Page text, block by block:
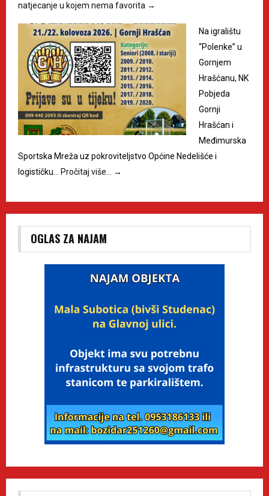
natjecanje u kojem nema favorita →
Na igralištu
“Polenke” u
Gornjem
Hrašćanu, NK
Pobjeda
Gornji
Hrašćan i
Međimurska
Sportska Mreža uz pokroviteljstvo Općine Nedelišće i
logističku… Pročitaj više… →
OGLAS ZA NAJAM